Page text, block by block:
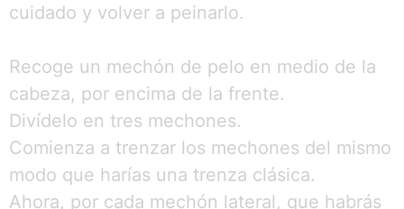
cuidado y volver a peinarlo.
Recoge un mechón de pelo en medio de la
cabeza, por encima de la frente.
Divídelo en tres mechones.
Comienza a trenzar los mechones del mismo
modo que harías una trenza clásica.
Ahora, por cada mechón lateral, que habrás